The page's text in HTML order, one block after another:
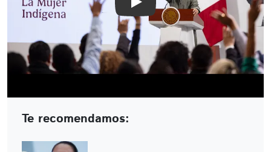
Play
Te recomendamos: